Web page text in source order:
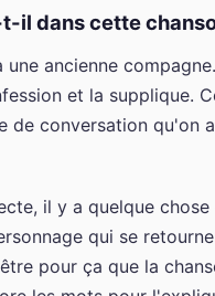
il dans cette
une ancienne
et la supplique.
conversation qu'on
il y a quelque
qui se
pour ça que la